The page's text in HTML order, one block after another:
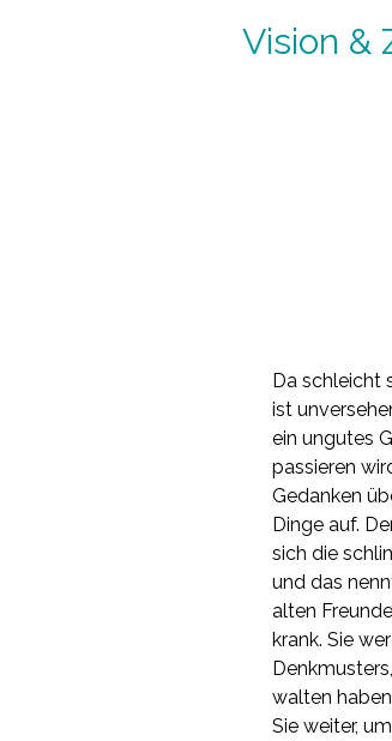
Vision &
Da schleicht
ist
ein ungutes
passieren
Gedanken
Dinge auf.
sich die
und das
alten
krank. Sie
walten
Sie weiter,